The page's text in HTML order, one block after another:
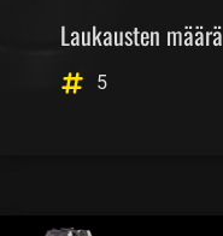
Laukausten määrä
5